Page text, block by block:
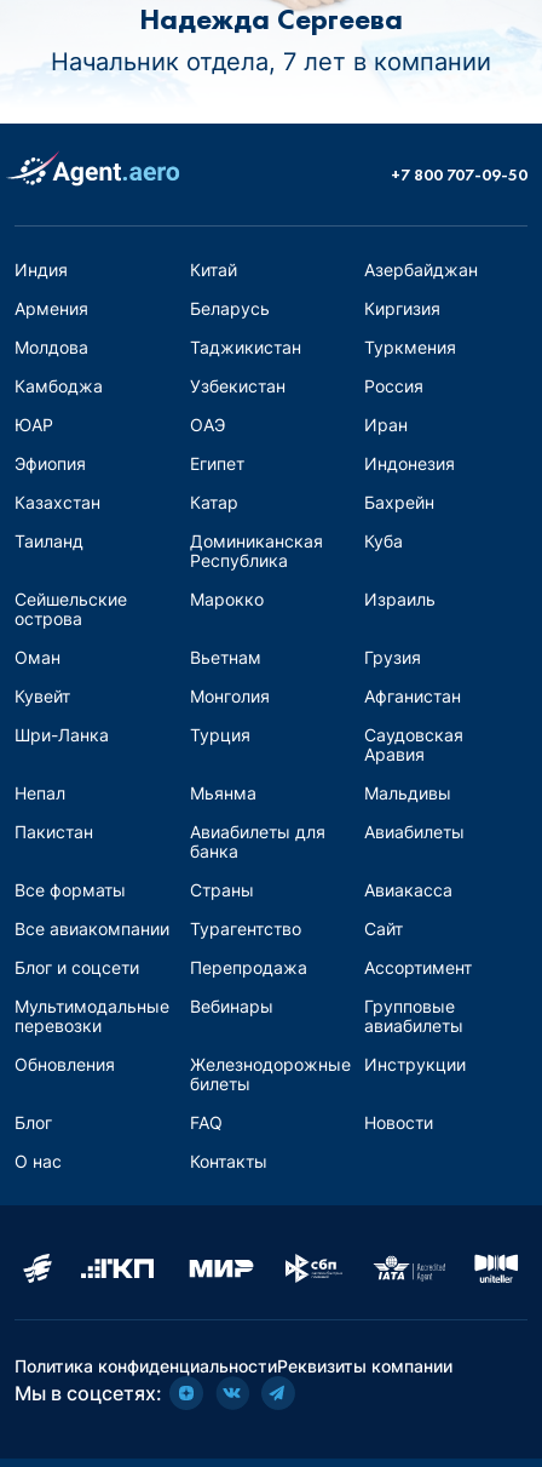
Надежда Сергеева
Начальник отдела, 7 лет в компании
+7 800 707-09-50
Индия Китай
Азербайджан
Армения
Беларусь
Киргизия
Молдова
Таджикистан
Туркмения
Камбоджа
Узбекистан
Россия
ЮАР
ОАЭ
Иран
Эфиопия
Египет
Индонезия
Казахстан
Катар
Бахрейн
Таиланд
Доминиканская
Республика
Куба
Сейшельские
острова
Марокко Израиль
Оман Вьетнам
Грузия
Кувейт
Монголия
Афганистан
Шри-Ланка
Турция
Саудовская
Аравия
Непал
Мьянма
Мальдивы
Пакистан
Авиабилеты для
банка
Авиабилеты
Все форматы Страны
Авиакасса
Все авиакомпании
Турагентство
Сайт
Блог и соцсети
Перепродажа
Ассортимент
Мультимодальные
перевозки
Вебинары
Групповые
авиабилеты
Обновления
Железнодорожные
билеты
Инструкции
Блог FAQ
Новости
О нас
Контакты
Политика конфиденциальностиРеквизиты компании
Мы в соцсетях: